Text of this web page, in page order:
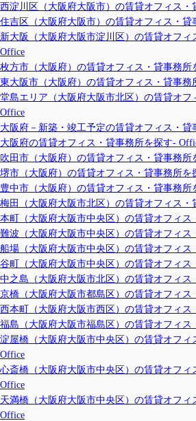
西淀川区（大阪府大阪市）の賃貸オフィス・
住吉区（大阪府大阪市）の賃貸オフィス・貸
新大阪（大阪府大阪市淀川区）の賃貸オフィ
Office
枚方市（大阪府）の賃貸オフィス・貸事務所
東大阪市（大阪府）の賃貸オフィス・貸事務
堂島エリア（大阪府大阪市北区）の賃貸オフ
Office
大阪府－新築・竣工予定の賃貸オフィス・貸
大阪府の賃貸オフィス・貸事務所を探す-
吹田市（大阪府）の賃貸オフィス・貸事務所
堺市（大阪府）の賃貸オフィス・貸事務所を
豊中市（大阪府）の賃貸オフィス・貸事務所
梅田（大阪府大阪市北区）の賃貸オフィス・
本町（大阪府大阪市中央区）の賃貸オフィス
難波（大阪府大阪市中央区）の賃貸オフィス
船場（大阪府大阪市中央区）の賃貸オフィス
谷町（大阪府大阪市中央区）の賃貸オフィス
中之島（大阪府大阪市北区）の賃貸オフィス
京橋（大阪府大阪市都島区）の賃貸オフィス
西本町（大阪府大阪市西区）の賃貸オフィス
福島（大阪府大阪市福島区）の賃貸オフィス
淀屋橋（大阪府大阪市中央区）の賃貸オフィ
Office
心斎橋（大阪府大阪市中央区）の賃貸オフィ
Office
天満橋（大阪府大阪市中央区）の賃貸オフィ
Office